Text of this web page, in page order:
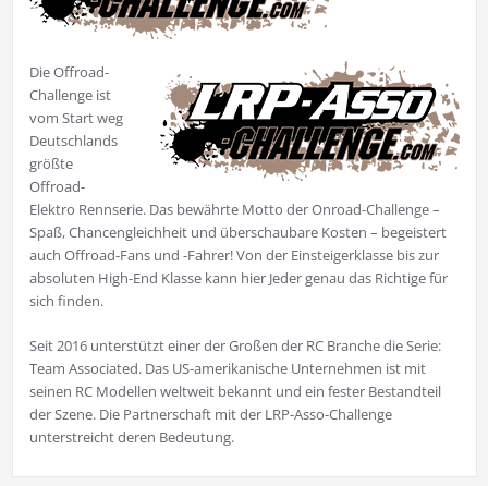
Die Offroad-
Challenge ist
vom Start weg
Deutschlands
größte
Offroad-
Elektro Rennserie. Das bewährte Motto der Onroad-Challenge –
Spaß, Chancengleichheit und überschaubare Kosten – begeistert
auch Offroad-Fans und -Fahrer! Von der Einsteigerklasse bis zur
absoluten High-End Klasse kann hier Jeder genau das Richtige für
sich finden.
Seit 2016 unterstützt einer der Großen der RC Branche die Serie:
Team Associated. Das US-amerikanische Unternehmen ist mit
seinen RC Modellen weltweit bekannt und ein fester Bestandteil
der Szene. Die Partnerschaft mit der LRP-Asso-Challenge
unterstreicht deren Bedeutung.